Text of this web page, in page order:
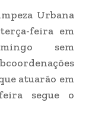
Urbana
feira em
sem
atuarão em
segue o